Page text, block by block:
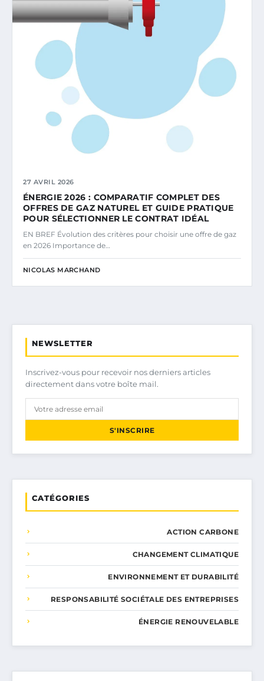
27 AVRIL 2026
ÉNERGIE 2026 : COMPARATIF COMPLET DES
OFFRES DE GAZ NATUREL ET GUIDE PRATIQUE
POUR SÉLECTIONNER LE CONTRAT IDÉAL
EN BREF Évolution des critères pour choisir une offre de gaz
en 2026 Importance de…
NICOLAS MARCHAND
NEWSLETTER
Inscrivez-vous pour recevoir nos derniers articles
directement dans votre boîte mail.
S'INSCRIRE
CATÉGORIES
ACTION CARBONE
CHANGEMENT CLIMATIQUE
ENVIRONNEMENT ET DURABILITÉ
RESPONSABILITÉ SOCIÉTALE DES ENTREPRISES
ÉNERGIE RENOUVELABLE